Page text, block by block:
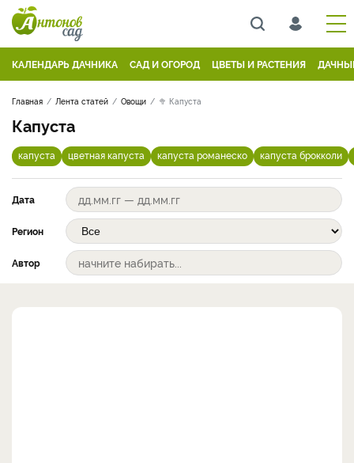
КАЛЕНДАРЬ ДАЧНИКА САД И ОГОРОД ЦВЕТЫ И РАСТЕНИЯ
Главная Лента статей Овощи 🥦 Капуста
Капуста
капуста цветная капуста капуста романеско капуста брокколи
Дата
Регион
Автор